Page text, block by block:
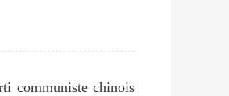
communiste chinois